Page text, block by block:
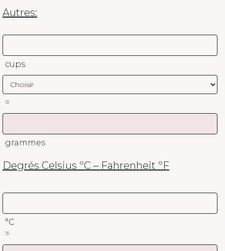
Autres:
cups
=
grammes
Degrés Celsius ºC – Fahrenheit ºF
°C
=